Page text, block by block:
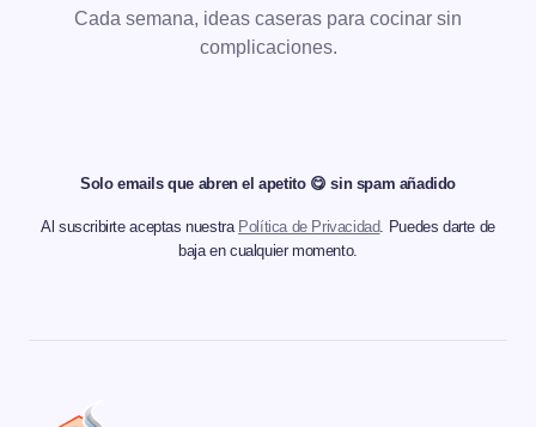
Cada semana, ideas caseras para cocinar sin
complicaciones.
Solo emails que abren el apetito 😋 sin spam añadido
Al suscribirte aceptas nuestra Política de Privacidad. Puedes darte de
baja en cualquier momento.